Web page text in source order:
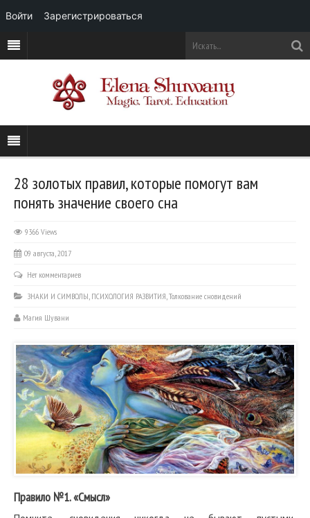
28 золотых правил, которые помогут вам
понять значение своего сна
9366 Views
09 августа, 2017
Нет комментариев
ЗНАКИ И СИМВОЛЫ, ПСИХОЛОГИЯ РАЗВИТИЯ,Толкование сновидений
Магия Шувани
Правило №1. «Смысл»
Войти Зарегистрироваться